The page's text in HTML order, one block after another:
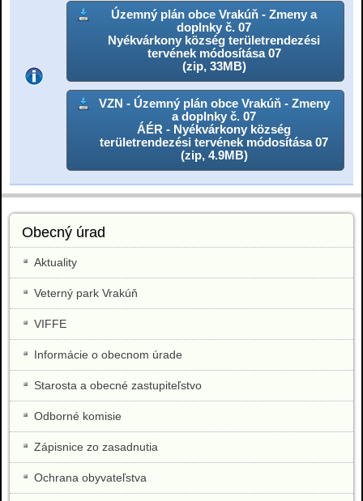
Územný plán obce Vrakúň - Zmeny a
doplnky č. 07
Nyékvárkony község területrendezési
tervének módosítása 07
(zip, 33MB)
VZN - Územný plán obce Vrakúň - Zmeny
a doplnky č. 07
ÁÉR - Nyékvárkony község
területrendezési tervének módosítása 07
(zip, 4.9MB)
Obecný úrad
Aktuality
Veterný park Vrakúň
VIFFE
Informácie o obecnom úrade
Starosta a obecné zastupiteľstvo
Odborné komisie
Zápisnice zo zasadnutia
Ochrana obyvateľstva